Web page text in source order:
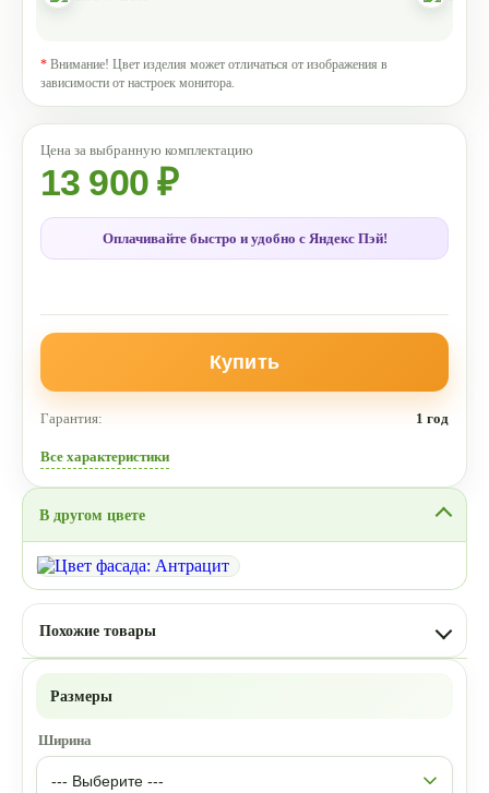
* Внимание! Цвет изделия может отличаться от изображения в
зависимости от настроек монитора.
13 900 ₽
Оплачивайте быстро и удобно с Яндекс Пэй!
Купить
Гарантия: 1 год
Все характеристики
В другом цвете
Похожие товары
Размеры
Ширина